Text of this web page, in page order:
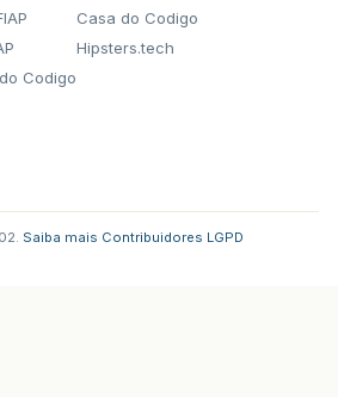
Codigo
Casa do Codigo
Hipsters.tech
Saiba mais Contribuidores LGPD